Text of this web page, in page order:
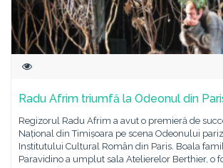
Radu Afrim triumfă la Odeonul din
Regizorul Radu Afrim a avut o premieră de
Național din Timișoara pe scena Odeonului
Institutului Cultural Român din Paris. Boala
Paravidino a umplut sala Atelierelor Berthier, o